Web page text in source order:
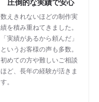
圧倒的な実績で安心
数えきれないほどの制作実
績を積み重ねてきました。
「実績があるから頼んだ」
というお客様の声も多数。
初めての方や難しいご相談
ほど、長年の経験が活きま
す。